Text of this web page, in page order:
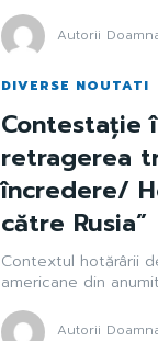
Autorii
DIVERSE NOUTATI
Contestație
retragerea
încredere/
către Rusia”
Contextul hotărârii
americane din
Autorii